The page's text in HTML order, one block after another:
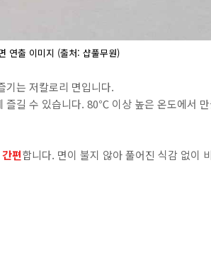
연출 이미지 (출처: 샵풀무원)
기는 저칼로리 면입니다.
즐길 수 있습니다. 80℃ 이상 높은 온도에서 만
편합니다. 면이 불지 않아 풀어진 식감 없이